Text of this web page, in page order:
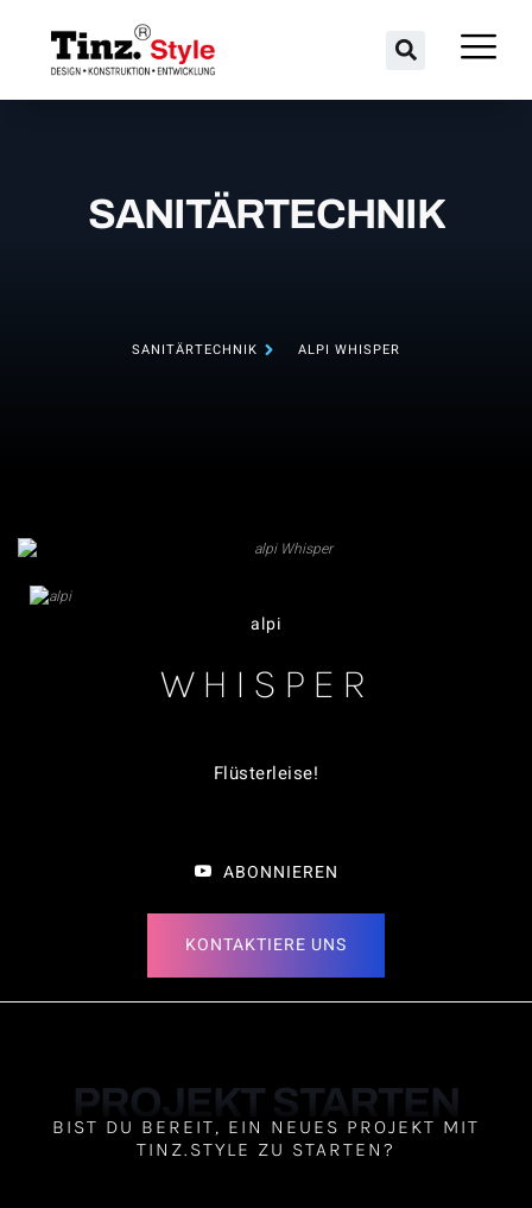
SANITÄRTECHNIK
SANITÄRTECHNIK ALPI WHISPER
alpi
WHISPER
Flüsterleise!
ABONNIEREN
KONTAKTIERE UNS
PROJEKT STARTEN
BIST DU BEREIT, EIN NEUES PROJEKT MIT
TINZ.STYLE ZU STARTEN?